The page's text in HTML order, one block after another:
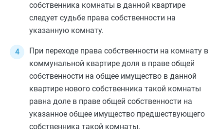
собственника комнаты в данной квартире
следует судьбе права собственности на
указанную комнату.
При переходе права собственности на комнату в
коммунальной квартире доля в праве общей
собственности на общее имущество в данной
квартире нового собственника такой комнаты
равна доле в праве общей собственности на
указанное общее имущество предшествующего
собственника такой комнаты.